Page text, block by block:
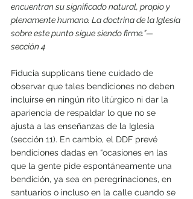
encuentran su significado natural, propio y
plenamente humano. La doctrina de la Iglesia
sobre este punto sigue siendo firme.”—
sección 4
Fiducia supplicans tiene cuidado de
observar que tales bendiciones no deben
incluirse en ningún rito litúrgico ni dar la
apariencia de respaldar lo que no se
ajusta a las enseñanzas de la Iglesia
(sección 11). En cambio, el DDF prevé
bendiciones dadas en “ocasiones en las
que la gente pide espontáneamente una
bendición, ya sea en peregrinaciones, en
santuarios o incluso en la calle cuando se